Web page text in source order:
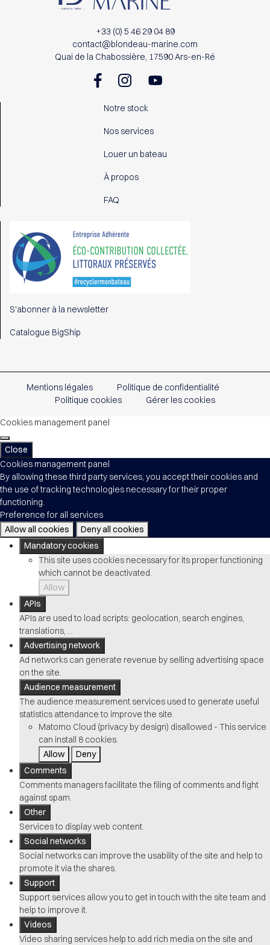
+33 (0) 5 46 29 04 89
contact@blondeau-marine.com
Quai de la Chabossière, 17590 Ars-en-Ré
Notre stock
Nos services
Louer un bateau
À propos
FAQ
S'abonner à la newsletter
Catalogue BigShip
Mentions légales
Politique de confidentialité
Politique cookies
Gérer les cookies
Cookies management panel
Close
Cookies management panel
By allowing these third party services, you accept their cookies and
the use of tracking technologies necessary for their proper
functioning.
Preference for all services
Allow all cookies
Deny all cookies
Mandatory cookies
This site uses cookies necessary for its proper functioning
which cannot be deactivated.
Allow
APIs
APIs are used to load scripts: geolocation, search engines,
translations, ...
Advertising network
Ad networks can generate revenue by selling advertising space
on the site.
Audience measurement
The audience measurement services used to generate useful
statistics attendance to improve the site.
Matomo Cloud (privacy by design) disallowed - This service
can install 8 cookies.
Allow
Deny
Comments
Comments managers facilitate the filing of comments and fight
against spam.
Other
Services to display web content.
Social networks
Social networks can improve the usability of the site and help to
promote it via the shares.
Support
Support services allow you to get in touch with the site team and
help to improve it.
Videos
Video sharing services help to add rich media on the site and